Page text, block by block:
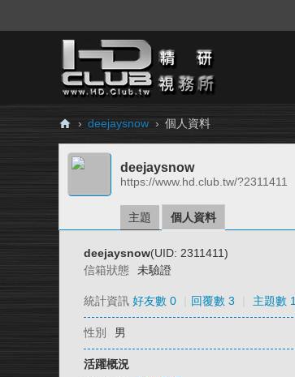
H
Cl
› deejaysnow › 個人資料
deejaysnow
https://www.hd.club.tw/?2311411
主題 個人資料
deejaysnow(UID: 2311411)
信箱狀態
未驗證
統計資訊 好友數 0 回覆數 3 主題數 1
性別 男
活躍概況